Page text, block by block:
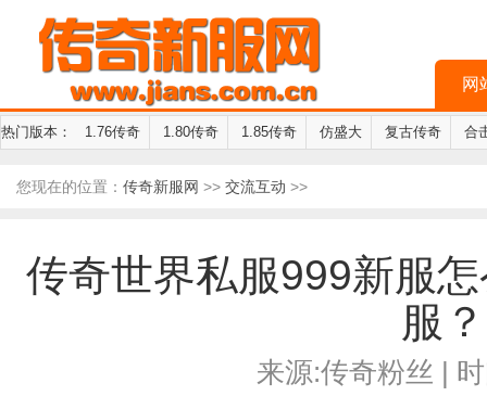
网
热门版本： 1.76传奇 1.80传奇 1.85传奇 仿盛大 复古传奇 合
您现在的位置： 传奇新服网 >> 交流互动 >>
传奇世界私服999新服
服？
来源:传奇粉丝 |